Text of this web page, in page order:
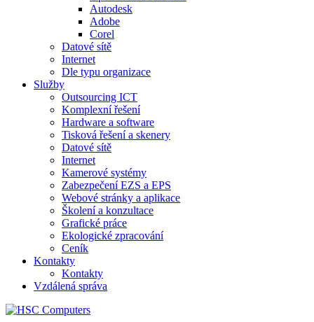
Autodesk
Adobe
Corel
Datové sítě
Internet
Dle typu organizace
Služby
Outsourcing ICT
Komplexní řešení
Hardware a software
Tisková řešení a skenery
Datové sítě
Internet
Kamerové systémy
Zabezpečení EZS a EPS
Webové stránky a aplikace
Školení a konzultace
Grafické práce
Ekologické zpracování
Ceník
Kontakty
Kontakty
Vzdálená správa